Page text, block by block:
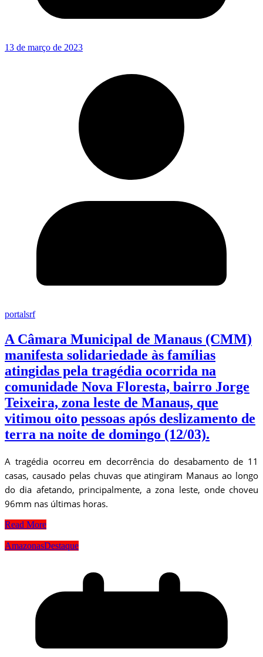
13 de março de 2023
portalsrf
A Câmara Municipal de Manaus (CMM)
manifesta solidariedade às famílias
atingidas pela tragédia ocorrida na
comunidade Nova Floresta, bairro Jorge
Teixeira, zona leste de Manaus, que
vitimou oito pessoas após deslizamento de
terra na noite de domingo (12/03).
A tragédia ocorreu em decorrência do desabamento de 11
casas, causado pelas chuvas que atingiram Manaus ao longo
do dia afetando, principalmente, a zona leste, onde choveu
96mm nas últimas horas.
Read More
AmazonasDestaque